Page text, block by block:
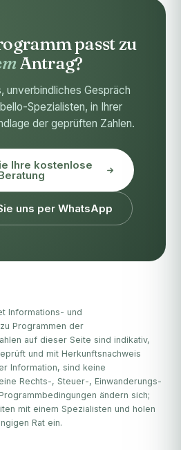
passt zu
Antrag?
unverbindliches Gespräch
Spezialisten, in Ihrer
der geprüften Zahlen.
Ihre kostenlose
uns per WhatsApp
Informations- und
Programmen der
auf dieser Seite sind indikativ,
und mit Herkunftsnachweis
Information, sind keine
Rechts-, Steuer-, Einwanderungs-
ändern sich;
mit einem Spezialisten und holen
Rat ein.